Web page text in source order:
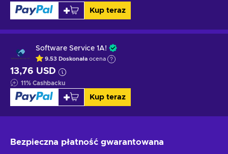
Kup teraz
Software Service 1A!
9.53 Doskonała ocena
13,76 USD
11% Cashbacku
Kup teraz
Bezpieczna płatność gwarantowana